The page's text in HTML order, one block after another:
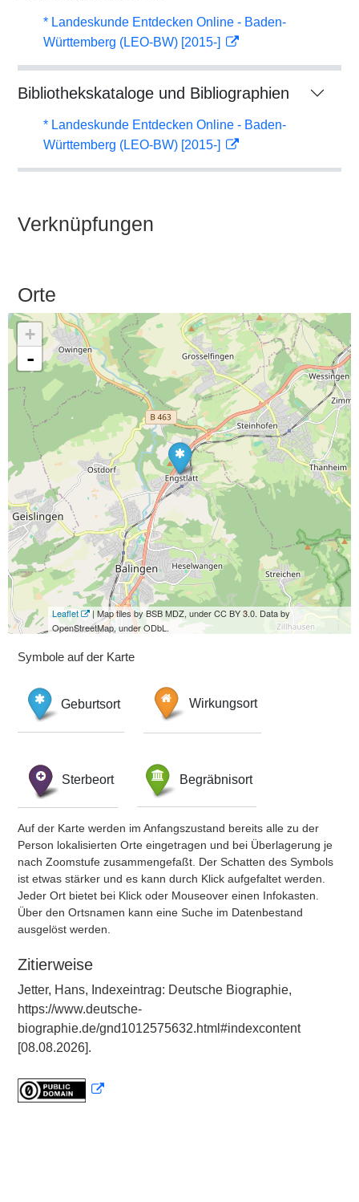
* Landeskunde Entdecken Online - Baden-
Württemberg (LEO-BW) [2015-]
Bibliothekskataloge und Bibliographien
* Landeskunde Entdecken Online - Baden-
Württemberg (LEO-BW) [2015-]
Verknüpfungen
Orte
+
-
Leaflet
| Map tiles by BSB MDZ, under CC BY 3.0. Data by
OpenStreetMap, under ODbL.
Symbole auf der Karte
Geburtsort Wirkungsort
Sterbeort Begräbnisort
Auf der Karte werden im Anfangszustand bereits alle zu der
Person lokalisierten Orte eingetragen und bei Überlagerung je
nach Zoomstufe zusammengefaßt. Der Schatten des Symbols
ist etwas stärker und es kann durch Klick aufgefaltet werden.
Jeder Ort bietet bei Klick oder Mouseover einen Infokasten.
Über den Ortsnamen kann eine Suche im Datenbestand
ausgelöst werden.
Zitierweise
Jetter, Hans, Indexeintrag: Deutsche Biographie,
https://www.deutsche-
biographie.de/gnd1012575632.html#indexcontent
[08.08.2026].